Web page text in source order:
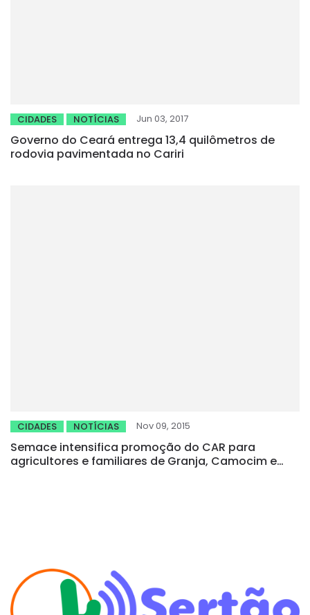
CIDADES NOTÍCIAS Jun 03, 2017
Governo do Ceará entrega 13,4 quilômetros de
rodovia pavimentada no Cariri
CIDADES NOTÍCIAS Nov 09, 2015
Semace intensifica promoção do CAR para
agricultores e familiares de Granja, Camocim e